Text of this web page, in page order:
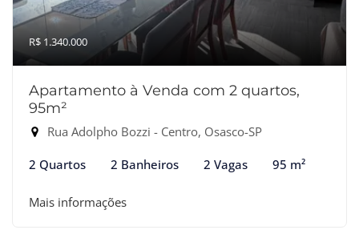
R$ 1.340.000
Apartamento à Venda com 2 quartos,
95m²
Rua Adolpho Bozzi - Centro, Osasco-SP
2 Quartos 2 Banheiros 2 Vagas 95 m²
Mais informações